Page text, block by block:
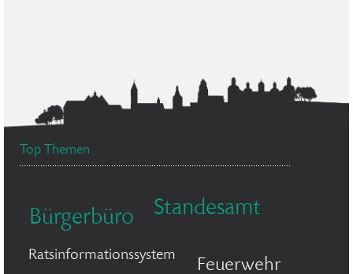
Top Themen
Bürgerbüro Standesamt
Ratsinformationssystem Feuerwehr